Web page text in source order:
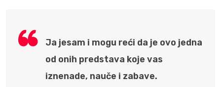
Ja jesam i mogu reći da je ovo jedna
od onih predstava koje vas
iznenade, nauče i zabave.